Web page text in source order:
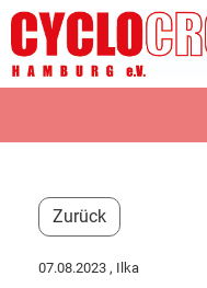
Zurück
07.08.2023 , Ilka